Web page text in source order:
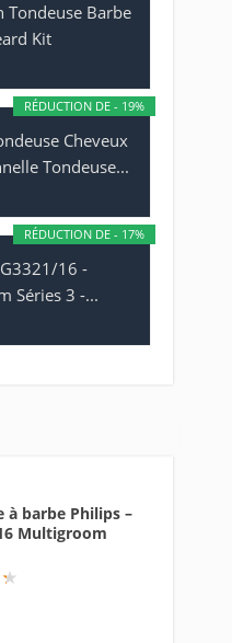
Tondeuse Barbe
Kit
RÉDUCTION DE - 19%
Cheveux
Tondeuse...
RÉDUCTION DE - 17%
16 -
Séries 3 -...
à barbe Philips –
Multigroom
86